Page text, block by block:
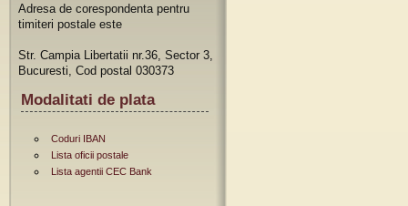
Adresa de corespondenta pentru
timiteri postale este
Str. Campia Libertatii nr.36, Sector 3,
Bucuresti, Cod postal 030373
Modalitati de plata
Coduri IBAN
Lista oficii postale
Lista agentii CEC Bank